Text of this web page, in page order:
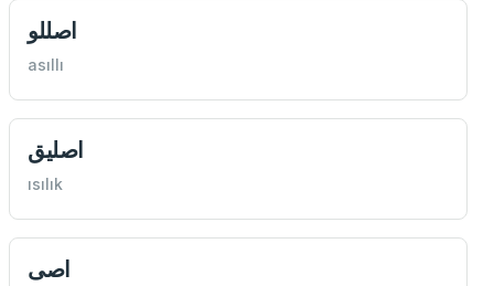
اصللو
asıllı
اصليق
ısılık
اصی